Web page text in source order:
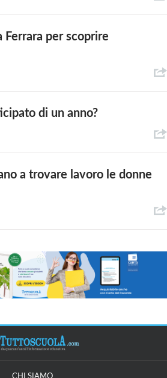
Ferrara per scoprire
di un anno?
a trovare lavoro le donne